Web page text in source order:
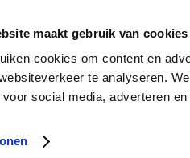
maakt gebruik van cookies
cookies om content en
te analyseren.
voor social media, adverteren